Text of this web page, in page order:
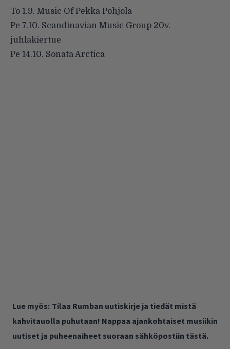
To 1.9. Music Of Pekka Pohjola
Pe 7.10. Scandinavian Music Group 20v.
juhlakiertue
Pe 14.10. Sonata Arctica
Lue myös: Tilaa Rumban uutiskirje ja tiedät mistä
kahvitauolla puhutaan! Nappaa ajankohtaiset musiikin
uutiset ja puheenaiheet suoraan sähköpostiin tästä.